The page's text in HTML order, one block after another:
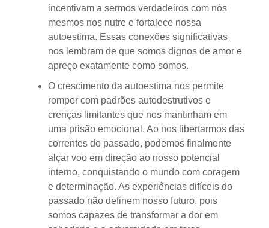
incentivam a sermos verdadeiros com nós
mesmos nos nutre e fortalece nossa
autoestima. Essas conexões significativas
nos lembram de que somos dignos de amor e
apreço exatamente como somos.
O crescimento da autoestima nos permite
romper com padrões autodestrutivos e
crenças limitantes que nos mantinham em
uma prisão emocional. Ao nos libertarmos das
correntes do passado, podemos finalmente
alçar voo em direção ao nosso potencial
interno, conquistando o mundo com coragem
e determinação. As experiências difíceis do
passado não definem nosso futuro, pois
somos capazes de transformar a dor em